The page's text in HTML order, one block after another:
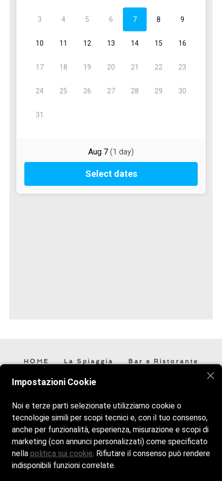
HOME La Spiaggia
Bar e Ristorante
Veniteci a trovare vi aspettiamo! Siamo aperti tutti i giorni
dalle 9:00 alle 18:30.
Impostazioni Cookie
Noi e terze parti selezionate utilizziamo cookie o
tecnologie simili per scopi tecnici e, con il tuo consenso,
anche per funzionalità, esperienza, misurazione e scopi di
marketing (con annunci personalizzati) come specificato
nella politica sui cookie. Rifiutare il consenso può rendere
indisponibili funzioni correlate.